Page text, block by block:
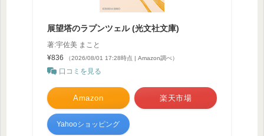
展望塔のラプンツェル (光文社文庫)
著:宇佐美 まこと
¥836
（2026/08/01 17:28時点 | Amazon調べ）
口コミを見る
Amazon 楽天市場
Yahooショッピング